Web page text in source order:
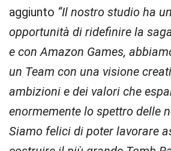
aggiunto “Il nostro studio ha
opportunità di ridefinire la
e con Amazon Games,
un Team con una visione
ambizioni e dei valori che
enormemente lo spettro delle
Siamo felici di poter lavorare